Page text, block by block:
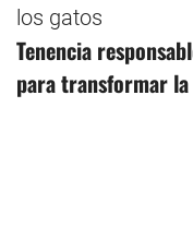
Tenencia
para transformar